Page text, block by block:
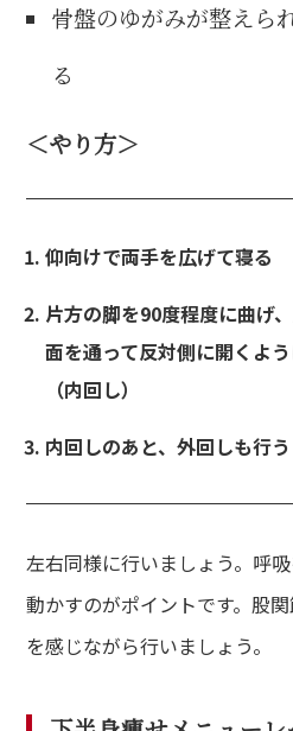
骨盤のゆがみが整えら
る
＜やり方＞
仰向けで両手を広げて寝る
片方の脚を90度程度に曲げ
面を通って反対側に開くよ
（内回し）
内回しのあと、外回しも行う
左右同様に行いましょう。呼
動かすのがポイントです。股
を感じながら行いましょう。